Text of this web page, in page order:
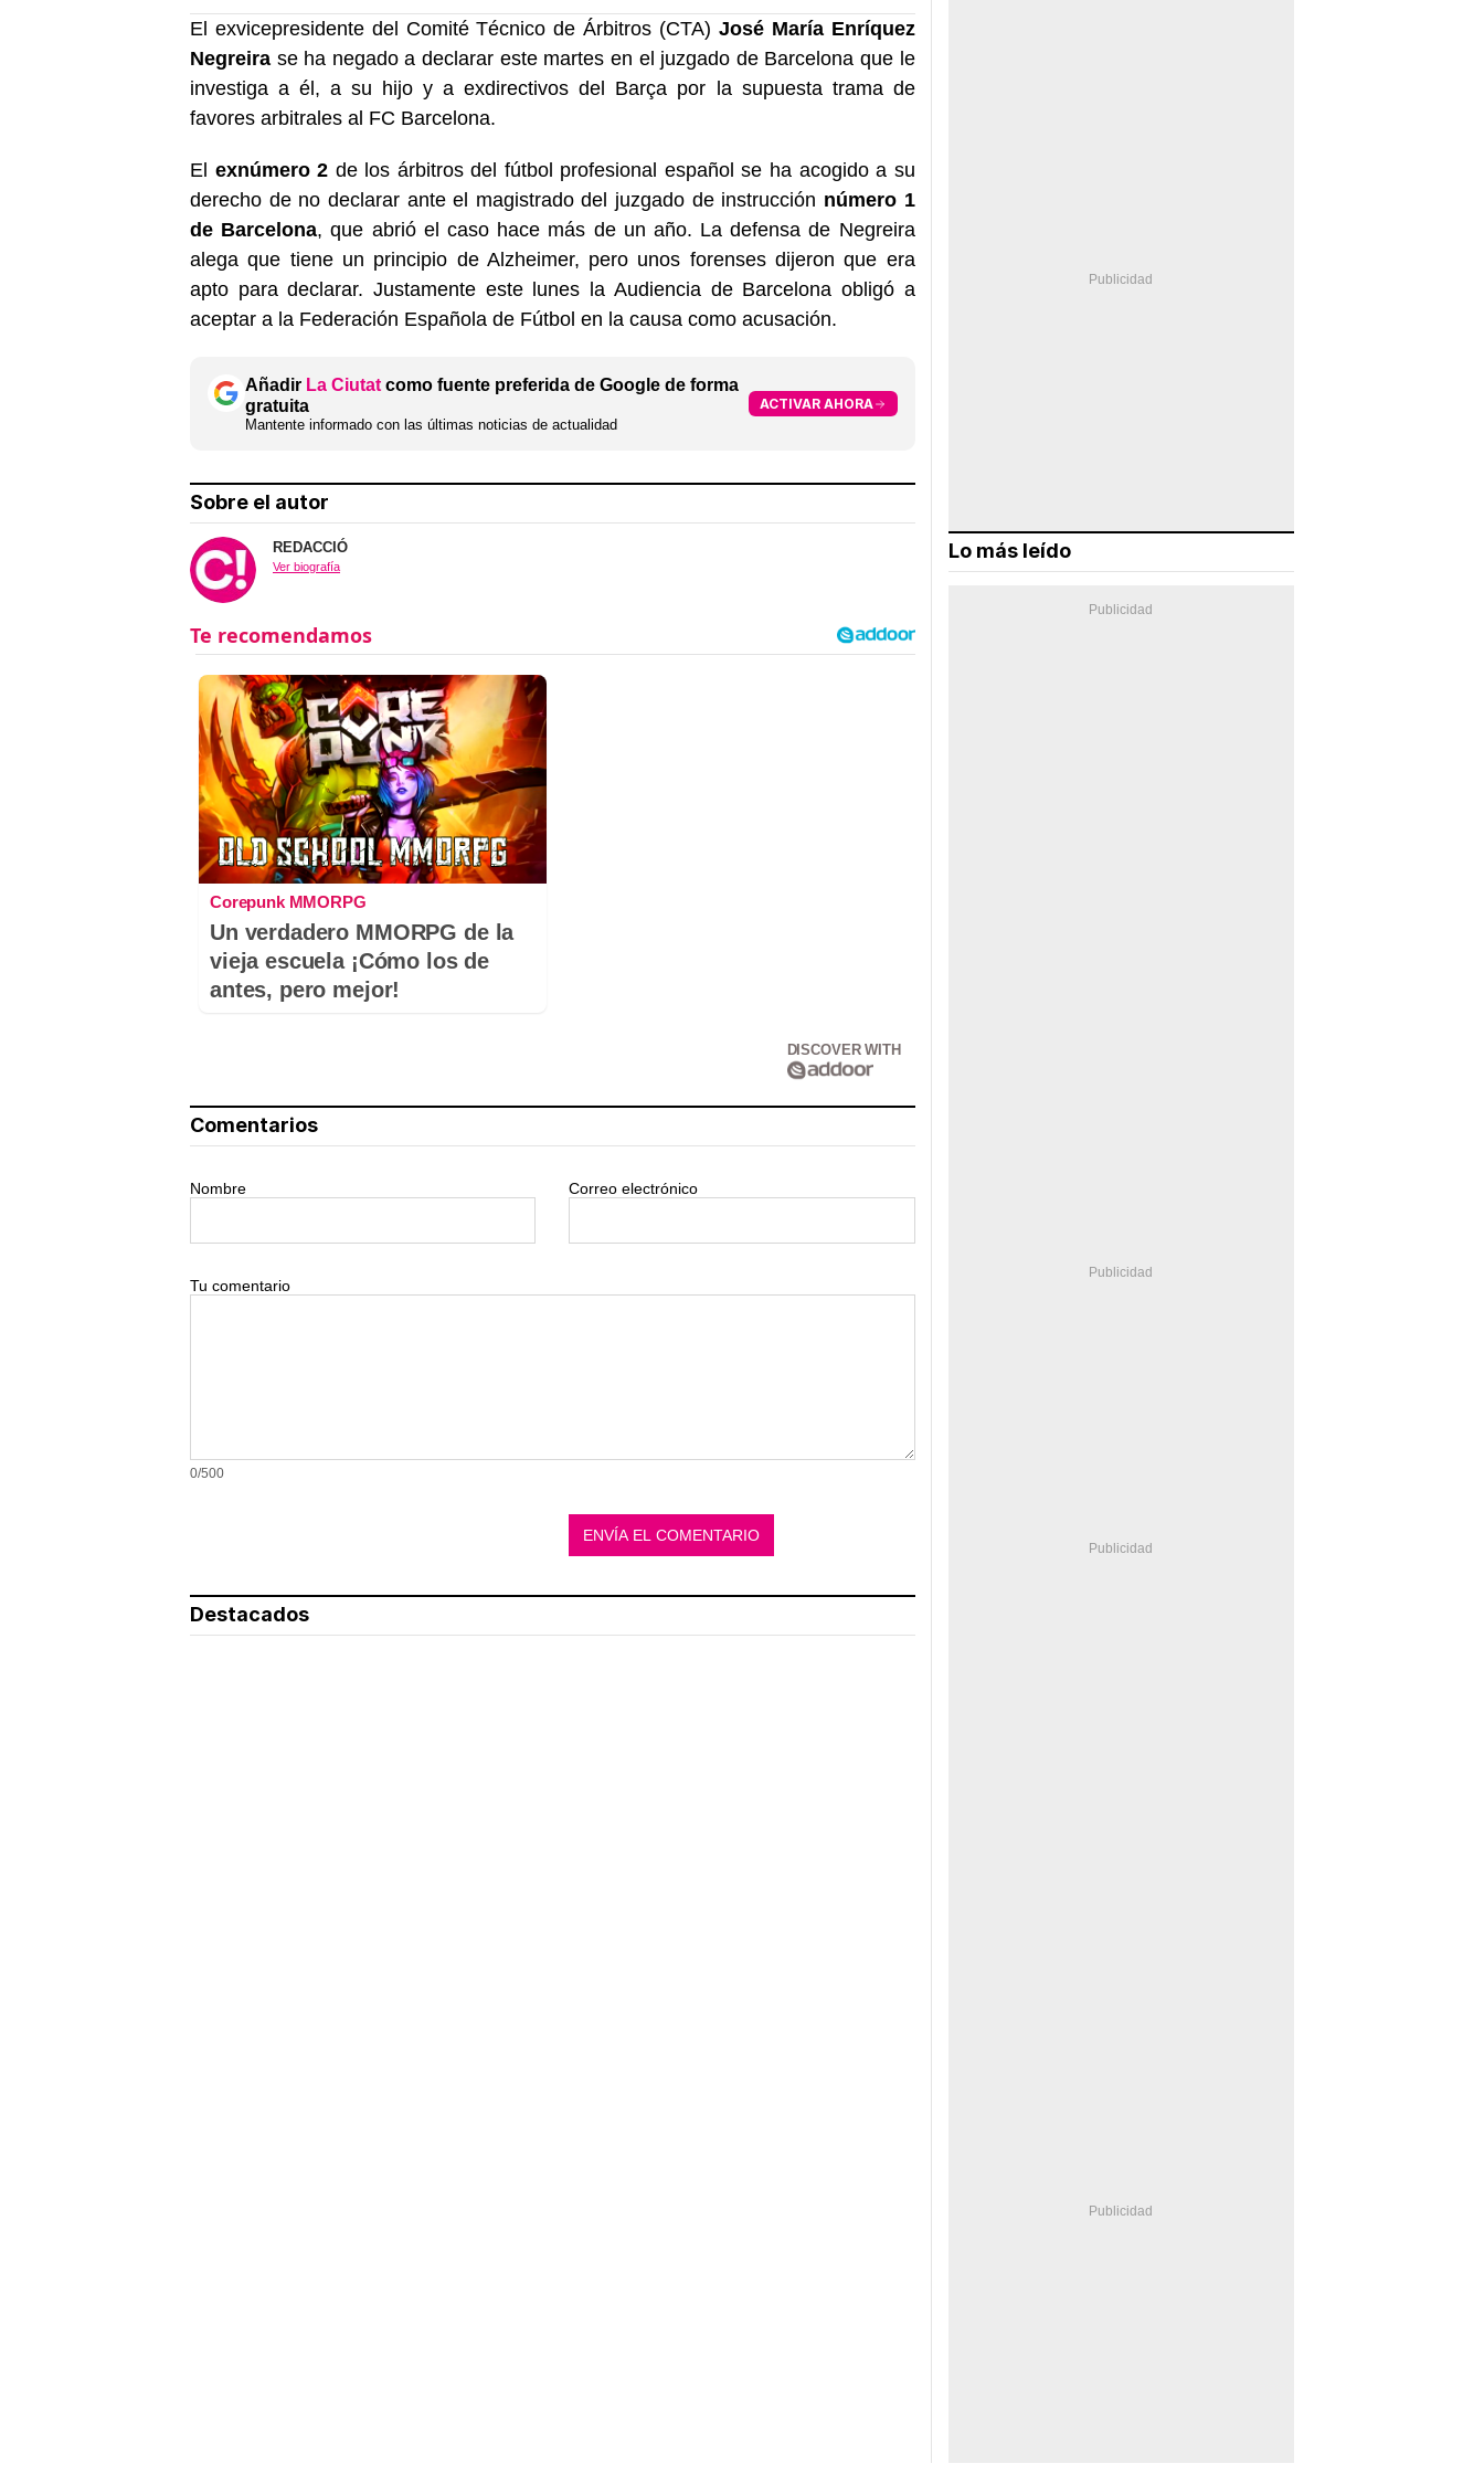
El exvicepresidente del Comité Técnico de Árbitros (CTA) José María Enríquez
Negreira se ha negado a declarar este martes en el juzgado de Barcelona que le
investiga a él, a su hijo y a exdirectivos del Barça por la supuesta trama de
favores arbitrales al FC Barcelona.
El exnúmero 2 de los árbitros del fútbol profesional español se ha acogido a su
derecho de no declarar ante el magistrado del juzgado de instrucción número 1
de Barcelona, que abrió el caso hace más de un año. La defensa de Negreira
alega que tiene un principio de Alzheimer, pero unos forenses dijeron que era
apto para declarar. Justamente este lunes la Audiencia de Barcelona obligó a
aceptar a la Federación Española de Fútbol en la causa como acusación.
Añadir La Ciutat como fuente preferida de Google de forma
gratuita
Mantente informado con las últimas noticias de actualidad
ACTIVAR AHORA
Sobre el autor
REDACCIÓ
Ver biografía
Corepunk MMORPG
Un verdadero MMORPG de la
vieja escuela ¡Cómo los de
antes, pero mejor!
DISCOVER WITH
Comentarios
Nombre Correo electrónico
Tu comentario
0/500
Destacados
Lo más leído